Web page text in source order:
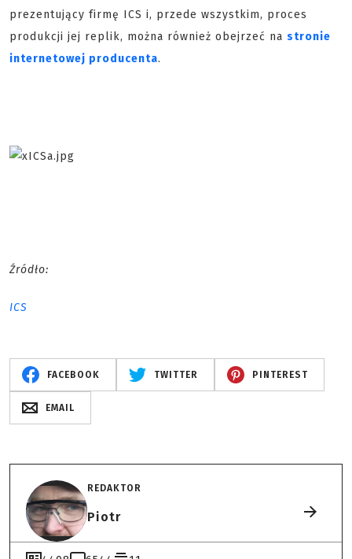
prezentujący firmę ICS i, przede wszystkim, proces
produkcji jej replik, można również obejrzeć na stronie
internetowej producenta.
Źródło:
ICS
FACEBOOK TWITTER PINTEREST
EMAIL
REDAKTOR
Piotr